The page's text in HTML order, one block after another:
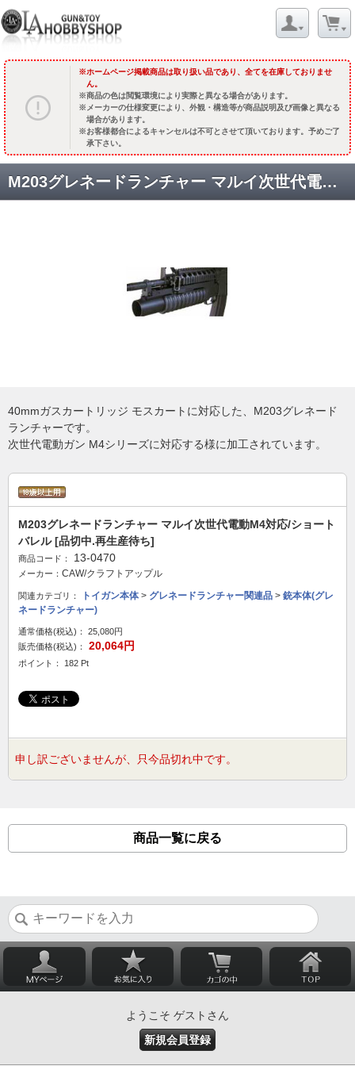
ホームページ掲載商品は取り扱い品であり、全てを在庫しておりませ
ん。
商品の色は閲覧環境により実際と異なる場合があります。
メーカーの仕様変更により、外観・構造等が商品説明及び画像と異なる
場合があります。
お客様都合によるキャンセルは不可とさせて頂いております。予めご了
承下さい。
M203グレネードランチャー マルイ次世代電動M4対応/ショートバレル [品切中.再生産待ち]
40mmガスカートリッジ モスカートに対応した、M203グレネード
ランチャーです。
次世代電動ガン M4シリーズに対応する様に加工されています。
M203グレネードランチャー マルイ次世代電動M4対応/ショート
バレル [品切中.再生産待ち]
商品コード： 13-0470
メーカー： CAW/クラフトアップル
関連カテゴリ： トイガン本体> グレネードランチャー関連品 > 銃本体(グレ
ネードランチャー)
通常価格(税込)：
25,080円
販売価格(税込)：
20,064円
ポイント： 182 Pt
申し訳ございませんが、只今品切れ中です。
商品一覧に戻る
ようこそ ゲストさん
新規会員登録